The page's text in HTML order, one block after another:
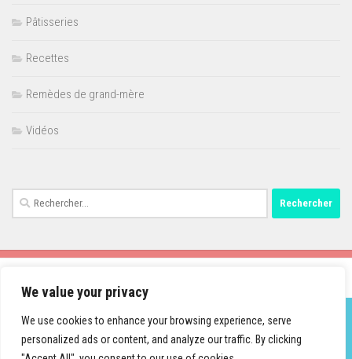
We value your privacy
We use cookies to enhance your browsing experience, serve
personalized ads or content, and analyze our traffic. By clicking
Pâtisseries
Recettes
Remèdes de grand-mère
Vidéos
Rechercher :